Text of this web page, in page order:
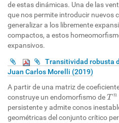
de estas dinámicas. Una de las
que nos permite introducir nuevos
generalizar a los libremente
compactos, a estos
expansivos.
Transitividad robusta
Juan Carlos Morelli (2019)
A partir de una matriz de
construye un endomorfismo deT n
Tn
persistente y admite conos
geométricas del conjunto crítico